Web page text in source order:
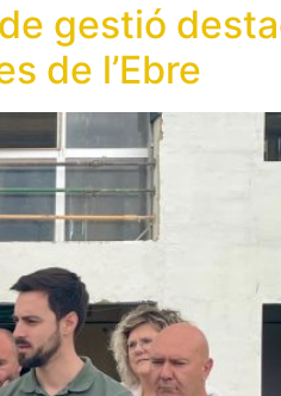
gestió
de l’Ebre